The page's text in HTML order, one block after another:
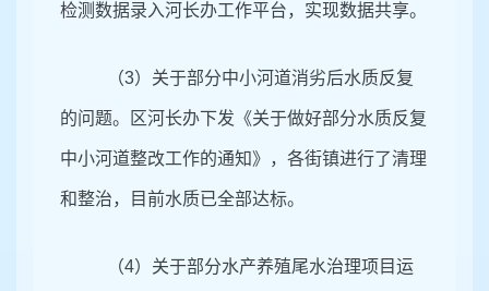
检测数据录入河长办工作平台，实现数据共享。
（3）关于部分中小河道消劣后水质反复
的问题。区河长办下发《关于做好部分水质反复
中小河道整改工作的通知》，各街镇进行了清理
和整治，目前水质已全部达标。
（4）关于部分水产养殖尾水治理项目运